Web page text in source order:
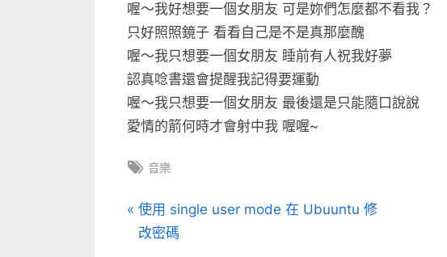
喔～我好想要一個女朋友 可是妳們怎麼都不看我？
只好照照鏡子 看看自己是不是真那麼醜
喔～我只想要一個女朋友 睡前有人祝我好夢
認真唸書還會提醒我記得要運動
喔～我只想要一個女朋友 最後還是只能隨口說說
愛情的箭何時才會射中我 喔喔~
Tags:
音樂
文
P
r
使用 single user mode 在 Ubuuntu 修
改密碼